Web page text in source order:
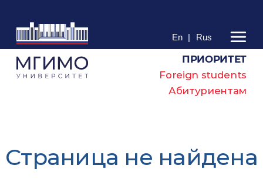
En | Rus
ПРИОРИТЕТ
Foreign students
Абитуриентам
Cтраница не найдена